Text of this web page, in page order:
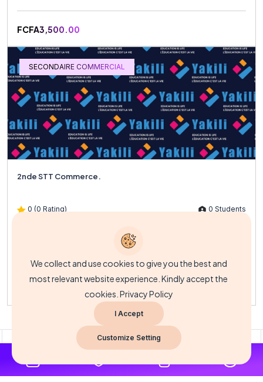
FCFA3,500.00
SECONDAIRE COMMERCIAL
2nde STT Commerce.
0 (0 Rating) 0 Students
Description du coursLe cours de 2nde STT Commerce est conçu
pour introduire les apprenants aux principes fondamentaux de...
5 6 7 8 ...
We collect and use cookies to give you the best and
most relevant website experience. Kindly accept the
cookies. Privacy Policy
I Accept
Customize Setting